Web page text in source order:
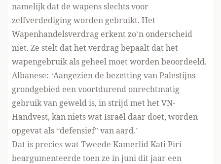
namelijk dat de wapens slechts voor
zelfverdediging worden gebruikt. Het
Wapenhandelsverdrag erkent zo’n onderscheid
niet. Ze stelt dat het verdrag bepaalt dat het
wapengebruik als geheel moet worden beoordeeld.
Albanese: ‘Aangezien de bezetting van Palestijns
grondgebied een voortdurend onrechtmatig
gebruik van geweld is, in strijd met het VN-
Handvest, kan niets wat Israël daar doet, worden
opgevat als “defensief” van aard.’
Dat is precies wat Tweede Kamerlid Kati Piri
beargumenteerde toen ze in juni dit jaar een